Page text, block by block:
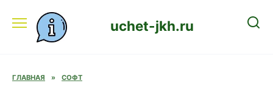
содержанию
uchet-jkh.ru
ГЛАВНАЯ » СОФТ